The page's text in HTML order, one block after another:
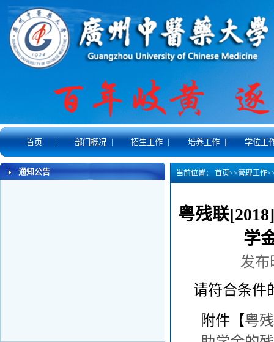
首页 | 部门概况 | 招生工作 | 培养工作 | 学位工
通知公告 当前位置： 首页>>管理工作
粤残联
学
发布
请符合条件
附件【粤